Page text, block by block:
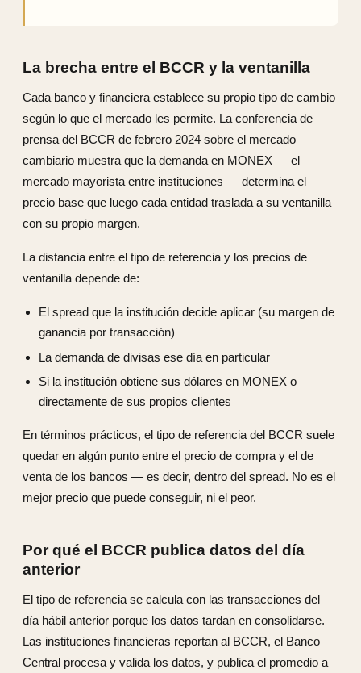
La brecha entre el BCCR y la ventanilla
Cada banco y financiera establece su propio tipo de cambio
según lo que el mercado les permite. La conferencia de
prensa del BCCR de febrero 2024 sobre el mercado
cambiario muestra que la demanda en MONEX — el
mercado mayorista entre instituciones — determina el
precio base que luego cada entidad traslada a su ventanilla
con su propio margen.
La distancia entre el tipo de referencia y los precios de
ventanilla depende de:
El spread que la institución decide aplicar (su margen de
ganancia por transacción)
La demanda de divisas ese día en particular
Si la institución obtiene sus dólares en MONEX o
directamente de sus propios clientes
En términos prácticos, el tipo de referencia del BCCR suele
quedar en algún punto entre el precio de compra y el de
venta de los bancos — es decir, dentro del spread. No es el
mejor precio que puede conseguir, ni el peor.
Por qué el BCCR publica datos del día
anterior
El tipo de referencia se calcula con las transacciones del
día hábil anterior porque los datos tardan en consolidarse.
Las instituciones financieras reportan al BCCR, el Banco
Central procesa y valida los datos, y publica el promedio a